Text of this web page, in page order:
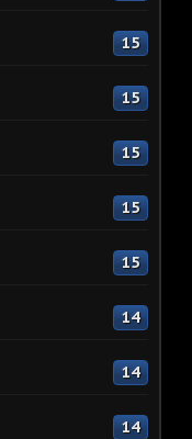
15
15
15
15
15
14
14
14